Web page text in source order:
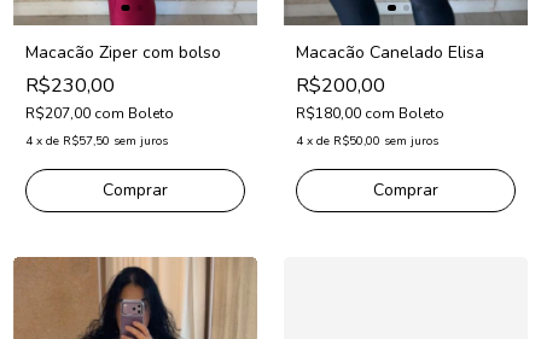
Macacão Ziper com bolso
R$230,00
R$207,00 com Boleto
4 x de R$57,50 sem juros
Comprar
Macacão Canelado Elisa
R$200,00
R$180,00 com Boleto
4 x de R$50,00 sem juros
Comprar